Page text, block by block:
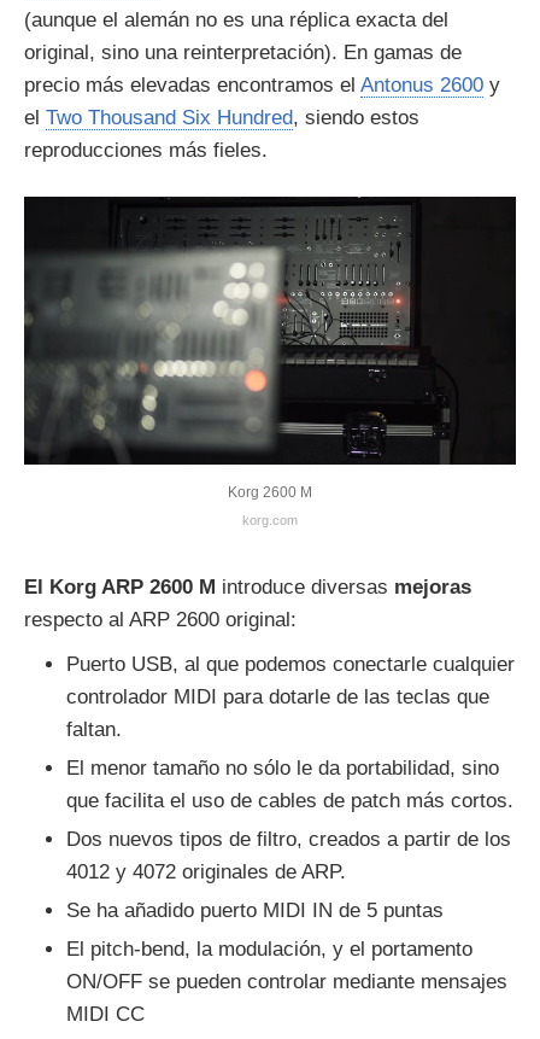
(aunque el alemán no es una réplica exacta del
original, sino una reinterpretación). En gamas de
precio más elevadas encontramos el Antonus 2600 y
el Two Thousand Six Hundred, siendo estos
reproducciones más fieles.
Korg 2600 M
korg.com
El Korg ARP 2600 M introduce diversas mejoras
respecto al ARP 2600 original:
Puerto USB, al que podemos conectarle cualquier
controlador MIDI para dotarle de las teclas que
faltan.
El menor tamaño no sólo le da portabilidad, sino
que facilita el uso de cables de patch más cortos.
Dos nuevos tipos de filtro, creados a partir de los
4012 y 4072 originales de ARP.
Se ha añadido puerto MIDI IN de 5 puntas
El pitch-bend, la modulación, y el portamento
ON/OFF se pueden controlar mediante mensajes
MIDI CC